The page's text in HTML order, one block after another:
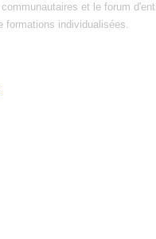
et le forum
formations individualisées.